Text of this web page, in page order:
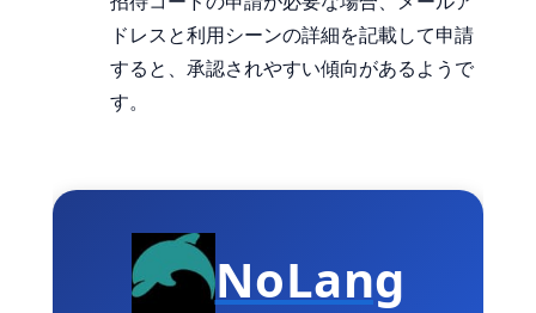
ドレスと利用シーンの詳細を記載して申請
すると、承認されやすい傾向があるようで
す。
NoLang